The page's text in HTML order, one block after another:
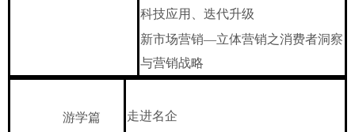
科技应用、迭代升级
新市场营销—立体营销之消费者洞察
与营销战略
游学篇 走进名企